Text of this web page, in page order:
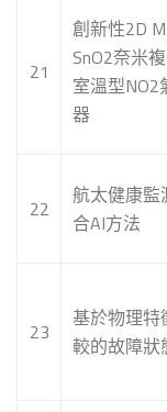
21
創新性2D
SnO2奈米
室溫型NO2
器
22
航太健康監
合AI方法
23
基於物理特
較的故障狀